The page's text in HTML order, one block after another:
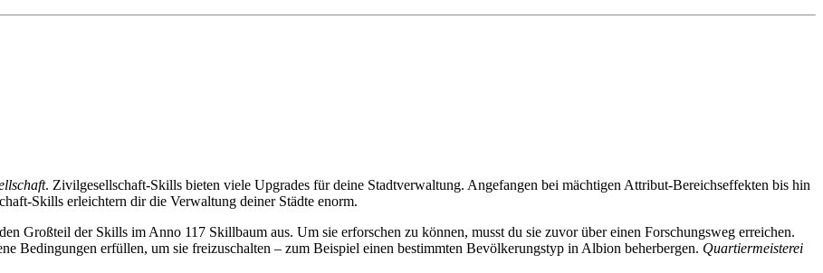
. Zivilgesellschaft-Skills bieten viele Upgrades für deine Stadtverwaltung. Angefangen bei mächtigen Attribut-Bereichseffekten bis hin
Skills erleichtern dir die Verwaltung deiner Städte enorm.
Großteil der Skills im Anno 117 Skillbaum aus. Um sie erforschen zu können, musst du sie zuvor über einen Forschungsweg erreichen.
Bedingungen erfüllen, um sie freizuschalten – zum Beispiel einen bestimmten Bevölkerungstyp in Albion beherbergen. Quartiermeisterei